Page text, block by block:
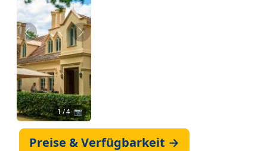
Zurück Weiter
1/ 4 📷
Preise & Verfügbarkeit →